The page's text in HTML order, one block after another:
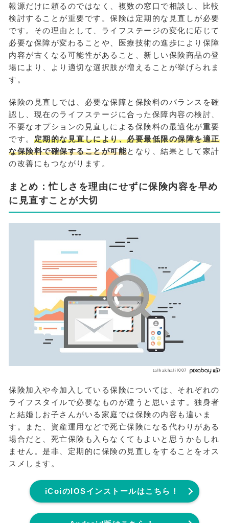
報源だけに頼るのではなく、複数の窓口で相談し、比較
検討することが重要です。保険は定期的な見直しが必要
です。その理由として、ライフステージの変化に応じて
必要な保障が変わることや、医療技術の進歩により保障
内容が古くなる可能性があること、新しい保険商品の登
場により、より適切な選択肢が増えることが挙げられま
す。
保険の見直しでは、必要な保障と保険料のバランスを確
認し、現在のライフステージに合った保障内容の検討、
不要なオプションの見直しによる保険料の最適化が重要
です。 定期的な見直しにより、必要最低限の保障を適正
な保険料で確保することが可能となり、結果として家計
の改善にもつながります。
まとめ：忙しさを理由にせずに保険内容を早め
に見直すことが大切
talhakhalil007
保険加入や今加入している保険については、それぞれの
ライフスタイルで必要なものが違うと思います。独身者
と結婚しお子さんがいる家庭では保険の内容も違いま
す。また、資産運用などで死亡保険になる代わりがある
場合だと、死亡保険も入らなくてもよいと思うかもしれ
ません。是非、定期的に保険の見直しをすることをオス
スメします。
iCoiのIOSインストールはこちら！